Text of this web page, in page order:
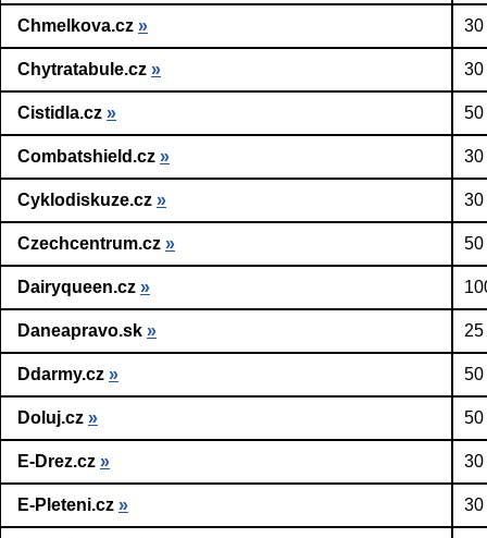
Chmelkova.cz » 30
Chytratabule.cz » 30
Cistidla.cz » 50
Combatshield.cz » 30
Cyklodiskuze.cz » 30
Czechcentrum.cz » 50
Dairyqueen.cz »
Daneapravo.sk »
Ddarmy.cz » 50
Doluj.cz » 50
E-Drez.cz » 30
E-Pleteni.cz » 30